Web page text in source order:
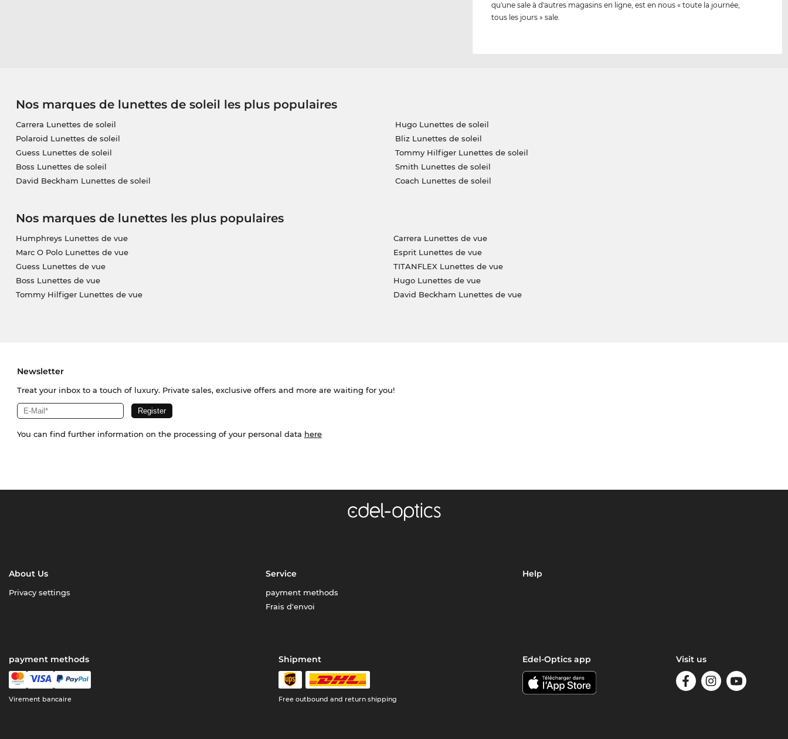
qu'une sale à d'autres magasins en ligne, est en nous « toute la journée,
tous les jours » sale.
Nos marques de lunettes de soleil les plus populaires
Carrera Lunettes de soleil
Polaroid Lunettes de soleil
Guess Lunettes de soleil
Boss Lunettes de soleil
David Beckham Lunettes de soleil
Hugo Lunettes de soleil
Bliz Lunettes de soleil
Tommy Hilfiger Lunettes de soleil
Smith Lunettes de soleil
Coach Lunettes de soleil
Nos marques de lunettes les plus populaires
Humphreys Lunettes de vue
Marc O Polo Lunettes de vue
Guess Lunettes de vue
Boss Lunettes de vue
Tommy Hilfiger Lunettes de vue
Carrera Lunettes de vue
Esprit Lunettes de vue
TITANFLEX Lunettes de vue
Hugo Lunettes de vue
David Beckham Lunettes de vue
Newsletter
Treat your inbox to a touch of luxury. Private sales, exclusive offers and more are waiting for you!
You can find further information on the processing of your personal data here
About Us
Privacy settings
Service
payment methods
Frais d'envoi
Help
payment methods
Virement bancaire
Shipment
Free outbound and return shipping
Edel-Optics app Visit us